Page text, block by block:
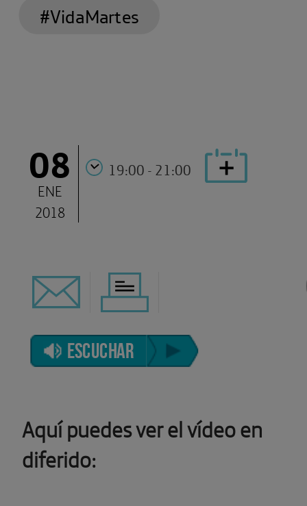
#VidaMartes
08
ENE
2018
19:00 - 21:00
ESCUCHAR
Aquí puedes ver el vídeo en
diferido: